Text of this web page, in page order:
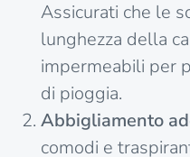
Assicurati che le
lunghezza della
impermeabili per
di pioggia.
Abbigliamento
comodi e